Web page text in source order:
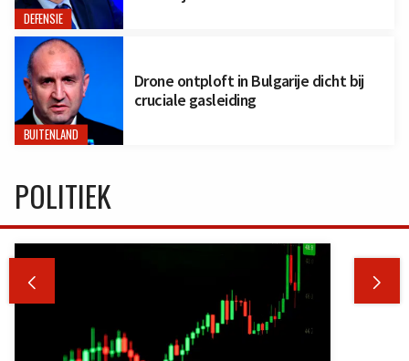
DEFENSIE
BUITENLAND
Drone ontploft in Bulgarije dicht bij
cruciale gasleiding
POLITIEK
 